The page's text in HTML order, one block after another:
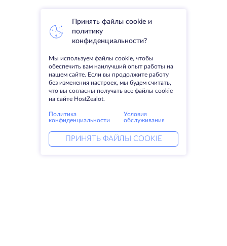
Принять файлы cookie и
политику
конфиденциальности?
Мы используем файлы cookie, чтобы
обеспечить вам наилучший опыт работы на
нашем сайте. Если вы продолжите работу
без изменения настроек, мы будем считать,
что вы согласны получать все файлы cookie
на сайте HostZealot.
Политика
конфиденциальности
Условия
обслуживания
ПРИНЯТЬ ФАЙЛЫ COOKIE